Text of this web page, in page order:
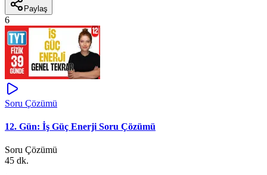
Paylaş
6
Soru Çözümü
12. Gün: İş Güç Enerji Soru Çözümü
Soru Çözümü
45 dk.